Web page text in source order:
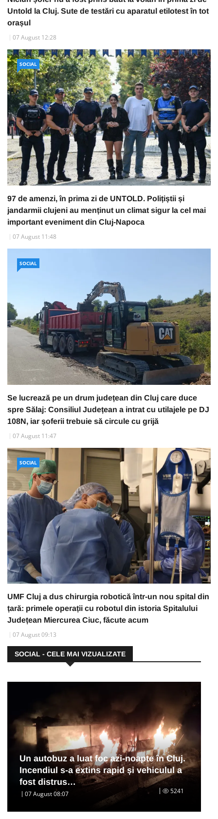
Untold la Cluj. Sute de testări cu aparatul etilotest în tot
orașul
07 August 12:28
SOCIAL
97 de amenzi, în prima zi de UNTOLD. Polițiștii și
jandarmii clujeni au menținut un climat sigur la cel mai
important eveniment din Cluj-Napoca
07 August 11:48
SOCIAL
Se lucrează pe un drum județean din Cluj care duce
spre Sălaj: Consiliul Județean a intrat cu utilajele pe DJ
108N, iar șoferii trebuie să circule cu grijă
07 August 11:47
SOCIAL
UMF Cluj a dus chirurgia robotică într-un nou spital din
țară: primele operații cu robotul din istoria Spitalului
Județean Miercurea Ciuc, făcute acum
07 August 09:13
SOCIAL - CELE MAI VIZUALIZATE
Un autobuz a luat foc azi-noapte în Cluj.
Incendiul s-a extins rapid și vehiculul a
fost distrus…
07 August 08:07 5241